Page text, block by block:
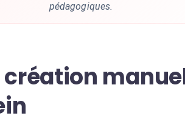
pédagogiques.
création